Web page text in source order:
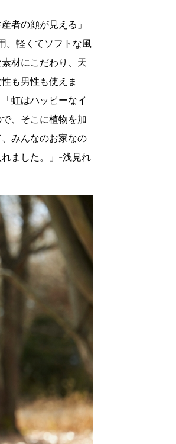
者の顔が見える」
。軽くてソフトな風
材にこだわり、天
も男性も使えま
虹はハッピーなイ
、そこに植物を加
みんなのお家なの
ました。」-浅見れ